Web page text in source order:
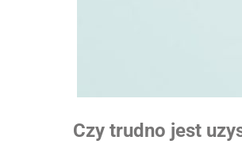
Czy trudno jest